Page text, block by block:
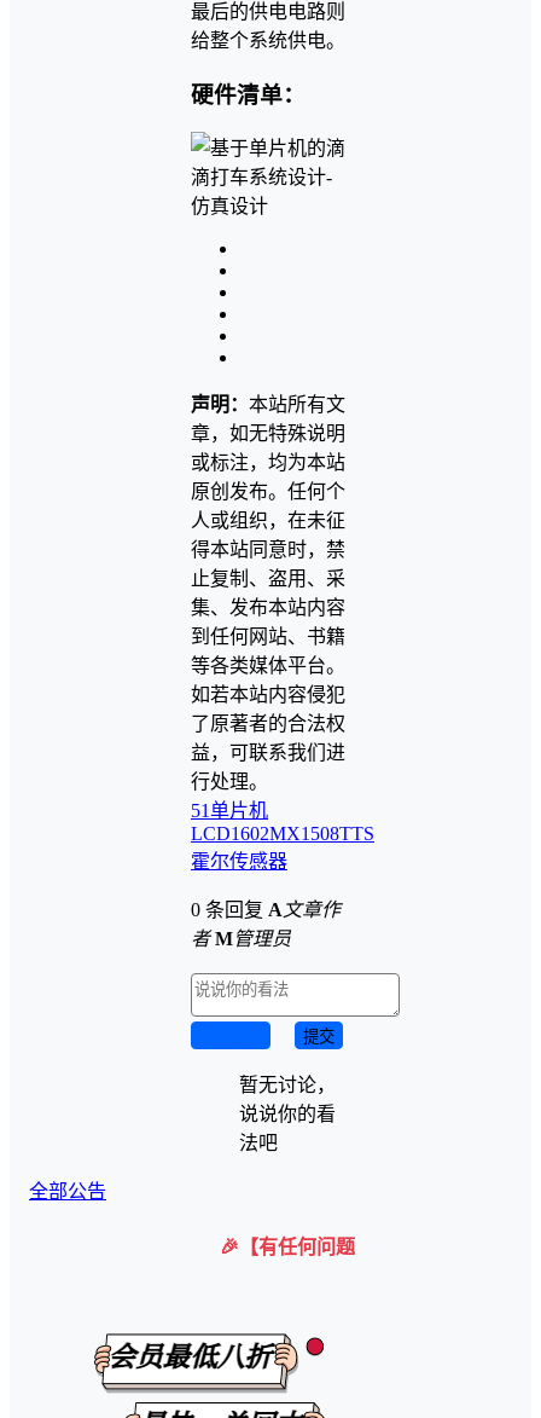
最后的供电电路则
给整个系统供电。
硬件清单：
声明： 本站所有文
章，如无特殊说明
或标注，均为本站
原创发布。任何个
人或组织，在未征
得本站同意时，禁
止复制、盗用、采
集、发布本站内容
到任何网站、书籍
等各类媒体平台。
如若本站内容侵犯
了原著者的合法权
益，可联系我们进
行处理。
51单片机
LCD1602MX1508TTS
霍尔传感器
0 条回复 A 文章作
者 M管理员
提交
暂无讨论，
说说你的看
法吧
全部公告
🎉【有任何问题可以咨询微信客服】 购买后在